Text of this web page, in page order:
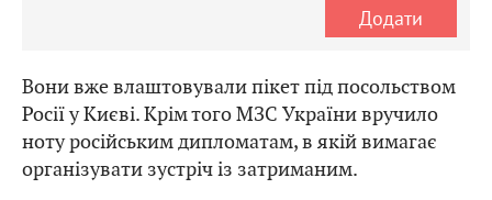
Додати
Вони вже влаштовували пікет під посольством
Росії у Києві. Крім того МЗС України вручило
ноту російським дипломатам, в якій вимагає
організувати зустріч із затриманим.